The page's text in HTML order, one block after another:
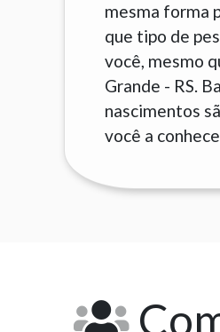
mesma forma
que tipo de
você, mesmo
Grande - RS.
nascimentos
você a